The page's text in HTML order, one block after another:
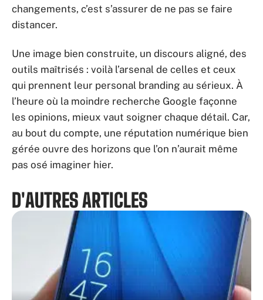
changements, c’est s’assurer de ne pas se faire
distancer.
Une image bien construite, un discours aligné, des
outils maîtrisés : voilà l’arsenal de celles et ceux
qui prennent leur personal branding au sérieux. À
l’heure où la moindre recherche Google façonne
les opinions, mieux vaut soigner chaque détail. Car,
au bout du compte, une réputation numérique bien
gérée ouvre des horizons que l’on n’aurait même
pas osé imaginer hier.
D'AUTRES ARTICLES